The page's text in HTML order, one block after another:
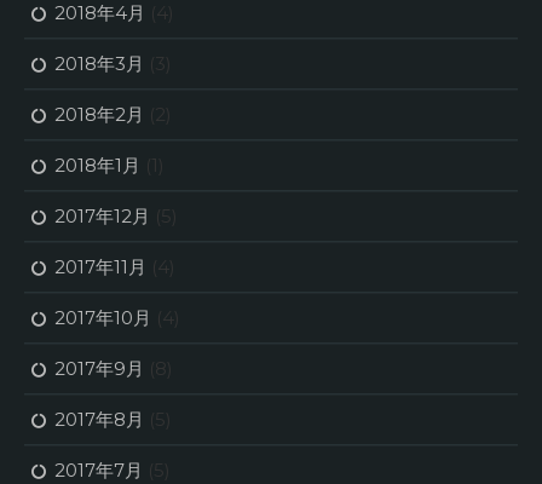
2018年4月 (4)
2018年3月 (3)
2018年2月 (2)
2018年1月 (1)
2017年12月 (5)
2017年11月 (4)
2017年10月 (4)
2017年9月 (8)
2017年8月 (5)
2017年7月 (5)